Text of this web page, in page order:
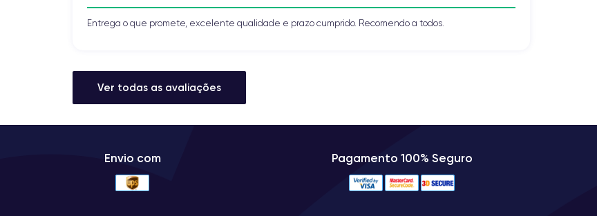
Entrega o que promete, excelente qualidade e prazo cumprido. Recomendo a todos.
Ver todas as avaliações
Envio com Pagamento 100% Seguro